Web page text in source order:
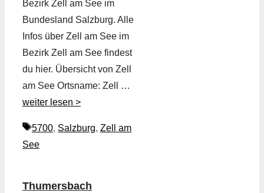
Bezirk Zell am See im
Bundesland Salzburg. Alle
Infos über Zell am See im
Bezirk Zell am See findest
du hier. Übersicht von Zell
am See Ortsname: Zell …
weiter lesen >
Schlagwörter
5700, Salzburg, Zell am
See
Thumersbach